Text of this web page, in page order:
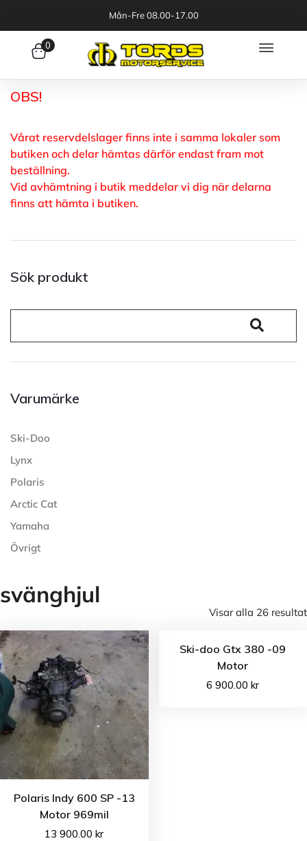
Mån-Fre 08.00-17.00
0
OBS!
Vårat reservdelslager finns inte i samma lokaler som
butiken och delar hämtas därför endast fram mot
beställning.
Vid avhämtning i butik meddelar vi dig när delarna
finns att hämta i butiken.
Sök produkt
Varumärke
Ski-Doo
Lynx
Polaris
Arctic Cat
Yamaha
Övrigt
svänghjul
Visar alla 26 resultat
Polaris Indy 600 SP -13
Motor 969mil
13 900.00kr
Ski-doo Gtx 380 -09
Motor
6 900.00kr